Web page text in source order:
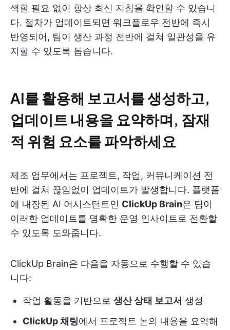
색할 필요 없이 항상 최신 지침을 확인할 수 있습니
다. 절차가 업데이트되면 워크플로우 전반에 즉시
반영되어, 팀이 생산 과정 전반에 걸쳐 일관성을 유
지할 수 있도록 돕습니다.
AI를 활용해 보고서를 생성하고,
업데이트 내용을 요약하며, 잠재
적 위험 요소를 파악하세요
제조 업무에서는 프로젝트, 작업, 커뮤니케이션 전
반에 걸쳐 끊임없이 업데이트가 발생합니다. 플랫폼
에 내장된 AI 어시스턴트인 ClickUp Brain은 팀이
이러한 업데이트를 명확한 운영 인사이트로 전환할
수 있도록 도와줍니다.
ClickUp Brain은 다음을 자동으로 수행할 수 있습
니다:
작업 활동을 기반으로 생산 상태 보고서 생성
ClickUp 채팅에서 프로젝트 논의 내용을 요약해